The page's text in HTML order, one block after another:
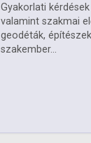
Gyakorlati
valamint szakmai
geodéták,
szakember...